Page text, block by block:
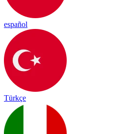
español
Türkçe